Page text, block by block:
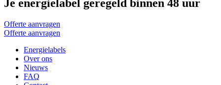
Je energielabel geregeld binnen 48 uur
Offerte aanvragen
Offerte aanvragen
Energielabels
Over ons
Nieuws
FAQ